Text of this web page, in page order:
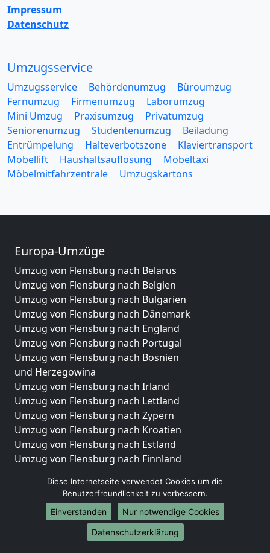
Impressum
Datenschutz
Umzugsservice
Umzugsservice Behördenumzug
Büroumzug
Fernumzug
Firmenumzug
Laborumzug
Mini Umzug
Praxisumzug
Privatumzug
Seniorenumzug
Studentenumzug
Beiladung
Entrümpelung
Halteverbotszone
Klaviertransport
Möbellift
Haushaltsauflösung
Möbeltaxi
Möbelmitfahrzentrale
Umzugskartons
Europa-Umzüge
Umzug von Flensburg nach Belarus
Umzug von Flensburg nach Belgien
Umzug von Flensburg nach Bulgarien
Umzug von Flensburg nach Dänemark
Umzug von Flensburg nach England
Umzug von Flensburg nach Portugal
Umzug von Flensburg nach Bosnien
und Herzegowina
Umzug von Flensburg nach Irland
Umzug von Flensburg nach Lettland
Umzug von Flensburg nach Zypern
Umzug von Flensburg nach Kroatien
Umzug von Flensburg nach Estland
Umzug von Flensburg nach Finnland
Umzug von Flensburg nach Griechenland
Umzug von Flensburg nach Italien
Umzug von Flensburg nach Liechtenstein
Umzug von Flensburg nach Luxemburg
Umzug von Flensburg nach Niederlande
Diese Internetseite verwendet Cookies um die
Benutzerfreundlichkeit zu verbessern.
Einverstanden
Nur notwendige Cookies
Datenschutzerklärung